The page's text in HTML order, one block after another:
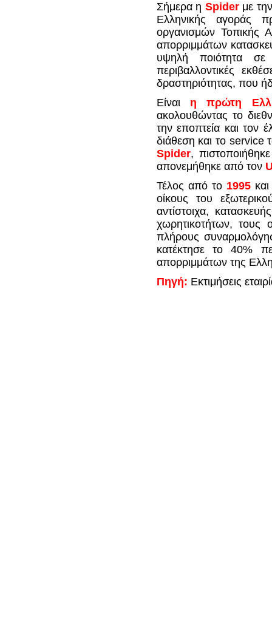
Σήμερα η Spiderμε
Ελληνικής αγοράς
οργανισμών Τοπικής
απορριμμάτων
υψηλή ποιότητα σε
περιβαλλοντικές
δραστηριότητας, που
Είναιη πρώτη
ακολουθώντας το
την εποπτεία και τον
διάθεση και το service
Spider,
απονεμήθηκε από τον
Τέλος από το 1995
οίκους του
αντίστοιχα,
χωρητικοτήτων, τους
πλήρους
κατέκτησε το 40%
απορριμμάτων της
Πηγή: Εκτιμήσεις